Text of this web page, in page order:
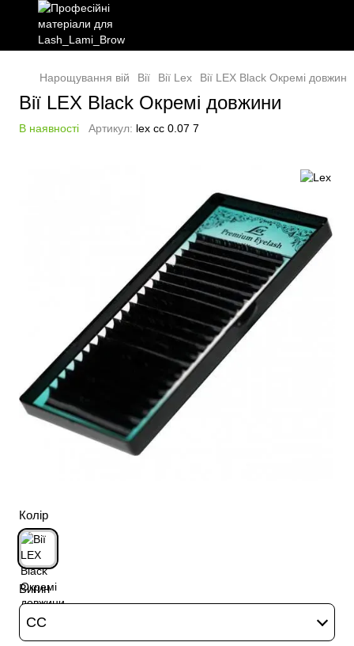
Нарощування вій Вії Вії Lex Вії LEX Black Окремі довжини
Вії LEX Black Окремі довжини
В наявності Артикул: lex cс 0.07 7
Колір
Вигин
CC